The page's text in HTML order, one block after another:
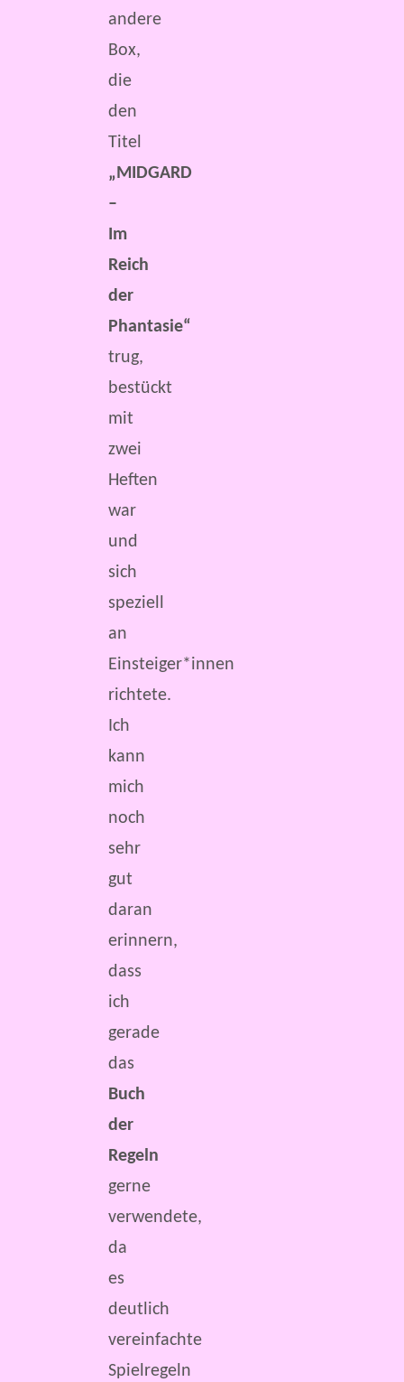
andere
Box,
die
den
Titel
„MIDGARD
–
Im
Reich
der
Phantasie“
trug,
bestückt
mit
zwei
Heften
war
und
sich
speziell
an
Einsteiger*innen
richtete.
Ich
kann
mich
noch
sehr
gut
daran
erinnern,
dass
ich
gerade
das
Buch
der
Regeln
gerne
verwendete,
da
es
deutlich
vereinfachte
Spielregeln